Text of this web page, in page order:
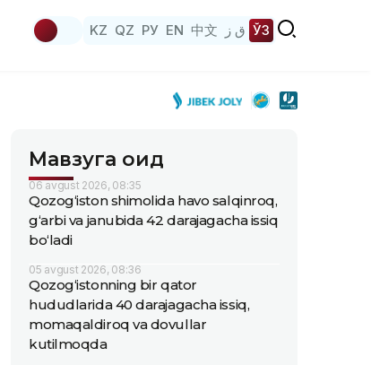
KZ QZ РУ EN 中文 ق ز ЎЗ
Мавзуга оид
06 avgust 2026, 08:35
Qozog‘iston shimolida havo salqinroq,
g‘arbi va janubida 42 darajagacha issiq
bo‘ladi
05 avgust 2026, 08:36
Qozog‘istonning bir qator
hududlarida 40 darajagacha issiq,
momaqaldiroq va dovullar
kutilmoqda